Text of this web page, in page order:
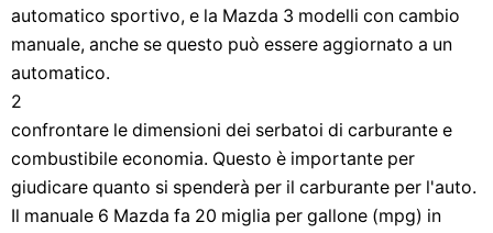
automatico sportivo, e la Mazda 3 modelli con cambio
manuale, anche se questo può essere aggiornato a un
automatico.
2
confrontare le dimensioni dei serbatoi di carburante e
combustibile economia. Questo è importante per
giudicare quanto si spenderà per il carburante per l'auto.
Il manuale 6 Mazda fa 20 miglia per gallone (mpg) in